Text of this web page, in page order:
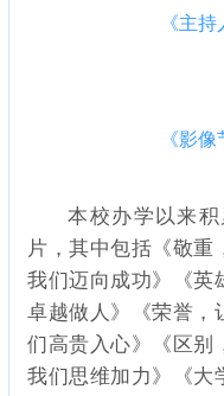
《主
《影
本校办学以来
片，其中包括《敬重
我们迈向成功》《英
卓越做人》《荣誉，
们高贵入心》《区别
我们思维加力》《大